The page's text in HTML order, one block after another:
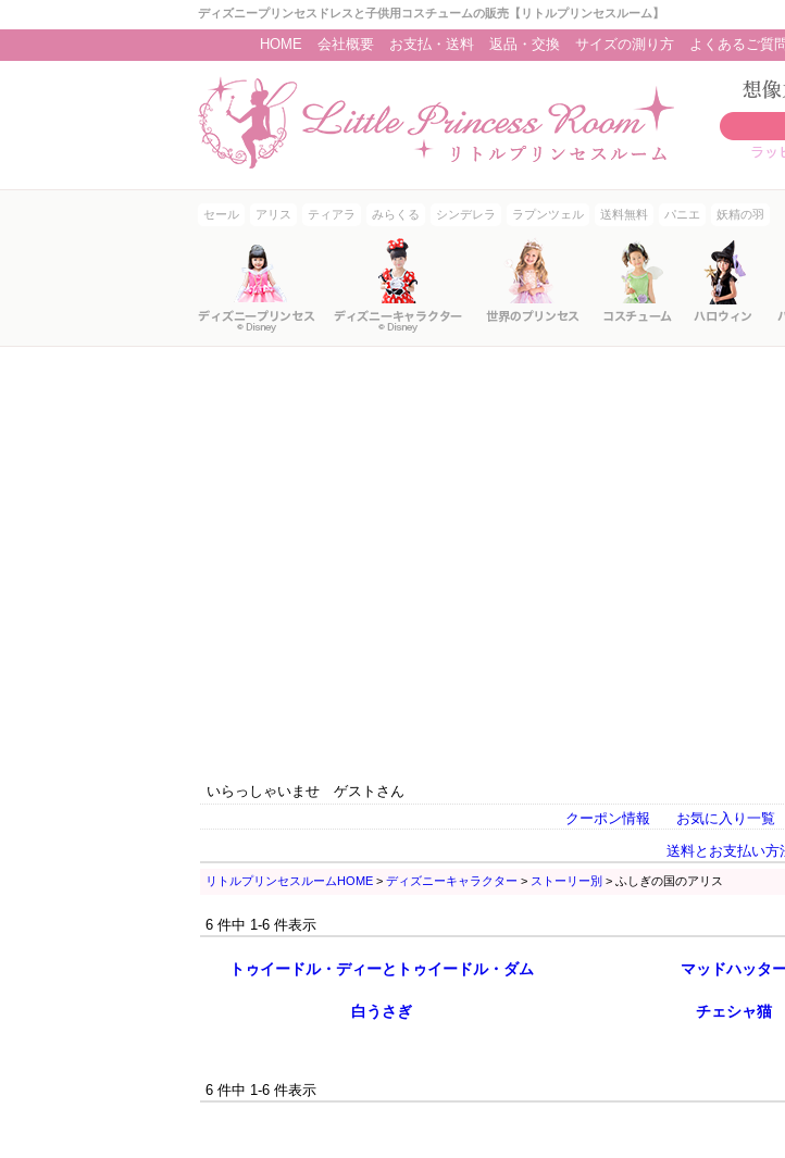
ディズニープリンセスドレスと子供用コスチュームの販売【リトルプリンセスルーム】
HOME
会社概要 お支払・送料 返品・交換 サイズの測り方 よくあるご質問
セール アリス ティアラ みらくる シンデレラ ラプンツェル 送料無料 パニエ 妖精の羽
いらっしゃいませ ゲストさん
クーポン情報
お気に入り一覧
送料とお支払い方
リトルプリンセスルームHOME > ディズニーキャラクター > ストーリー別 > ふしぎの国のアリス
6 件中 1-6 件表示
トゥイードル・ディーとトゥイードル・ダム マッドハッタ
白うさぎ チェシャ猫
6 件中 1-6 件表示